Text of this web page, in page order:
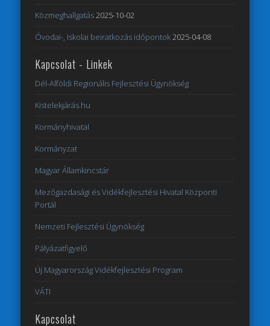
Közmeghallgatás2025-10-02
Óvodai-, Iskolai beiratkozás időpontok2025-04-08
Kapcsolat - Linkek
Dél-Alföldi Regionális Fejlesztési Ügynökség
Kistelekjárás.hu
Kormányhivatal
Kormányzat
Magyar Államkincstár
Mezőgazdasági és Vidékfejlesztési Hivatal Központi
Portál
Nemzeti Fejlesztési Ügynökség
Pályázatfigyelő
Új Magyarország Vidékfejlesztési Program
VÁTI
Kapcsolat